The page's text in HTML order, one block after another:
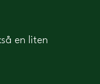
en liten